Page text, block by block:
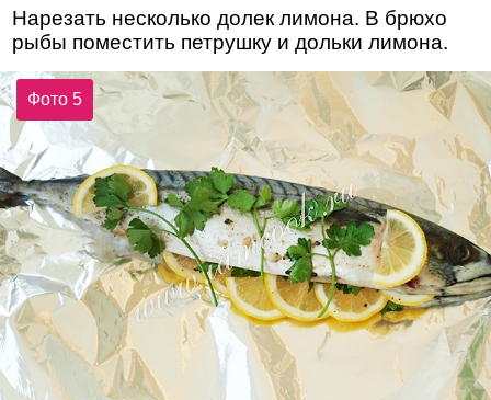
Нарезать несколько долек лимона. В брюхо
рыбы поместить петрушку и дольки лимона.
Фото 5